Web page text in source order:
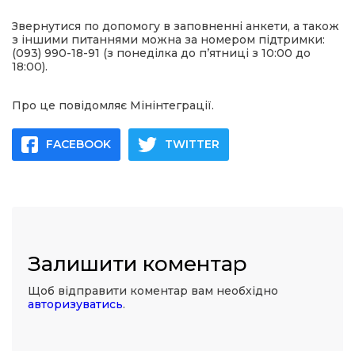
Звернутися по допомогу в заповненні анкети, а також
з іншими питаннями можна за номером підтримки:
(093) 990-18-91 (з понеділка до п’ятниці з 10:00 до
18:00).
Про це повідомляє Мінінтеграції.
FACEBOOK TWITTER
Залишити коментар
Щоб відправити коментар вам необхідно
авторизуватись.